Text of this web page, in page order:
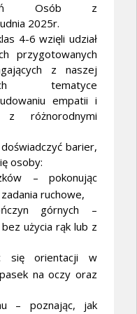
Osób z
2025r.
4-6 wzięli udział
przygotowanych
z naszej
tematyce
empatii i
różnorodnymi
barier,
osoby:
– pokonując
ruchowe,
górnych –
użycia rąk lub z
się orientacji w
na oczy oraz
– poznając, jak